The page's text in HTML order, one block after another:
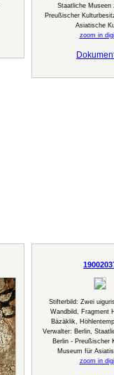
Staatliche Museen
Preußischer
Asiatische
zoom in
Stifterbild: Zwei
Wandbild, Fragment
Bäzäklik,
Verwalter: Berlin,
Berlin - Preußischer
Museum für
zoom in